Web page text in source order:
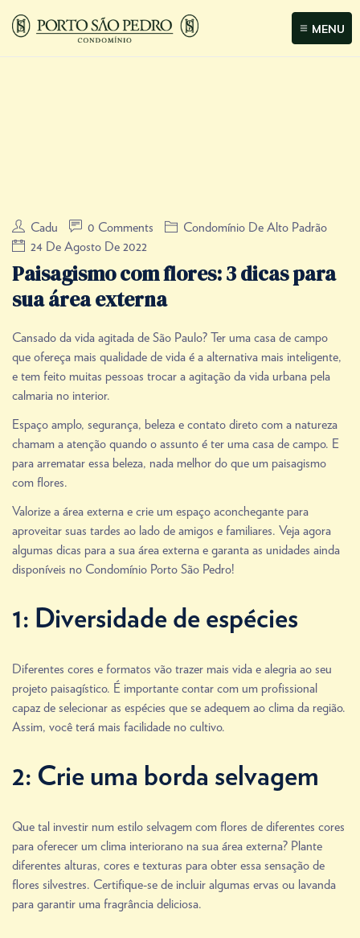
MENU
Cadu 0 Comments
Condomínio De Alto Padrão
24 De Agosto De 2022
Paisagismo com flores: 3 dicas para
sua área externa
Cansado da vida agitada de São Paulo? Ter uma casa de campo
que ofereça mais qualidade de vida é a alternativa mais inteligente,
e tem feito muitas pessoas trocar a agitação da vida urbana pela
calmaria no interior.
Espaço amplo, segurança, beleza e contato direto com a natureza
chamam a atenção quando o assunto é ter uma casa de campo. E
para arrematar essa beleza, nada melhor do que um paisagismo
com flores.
Valorize a área externa e crie um espaço aconchegante para
aproveitar suas tardes ao lado de amigos e familiares. Veja agora
algumas dicas para a sua área externa e garanta as unidades ainda
disponíveis no Condomínio Porto São Pedro!
1: Diversidade de espécies
Diferentes cores e formatos vão trazer mais vida e alegria ao seu
projeto paisagístico. É importante contar com um profissional
capaz de selecionar as espécies que se adequem ao clima da região.
Assim, você terá mais facilidade no cultivo.
2: Crie uma borda selvagem
Que tal investir num estilo selvagem com flores de diferentes cores
para oferecer um clima interiorano na sua área externa? Plante
diferentes alturas, cores e texturas para obter essa sensação de
flores silvestres. Certifique-se de incluir algumas ervas ou lavanda
para garantir uma fragrância deliciosa.